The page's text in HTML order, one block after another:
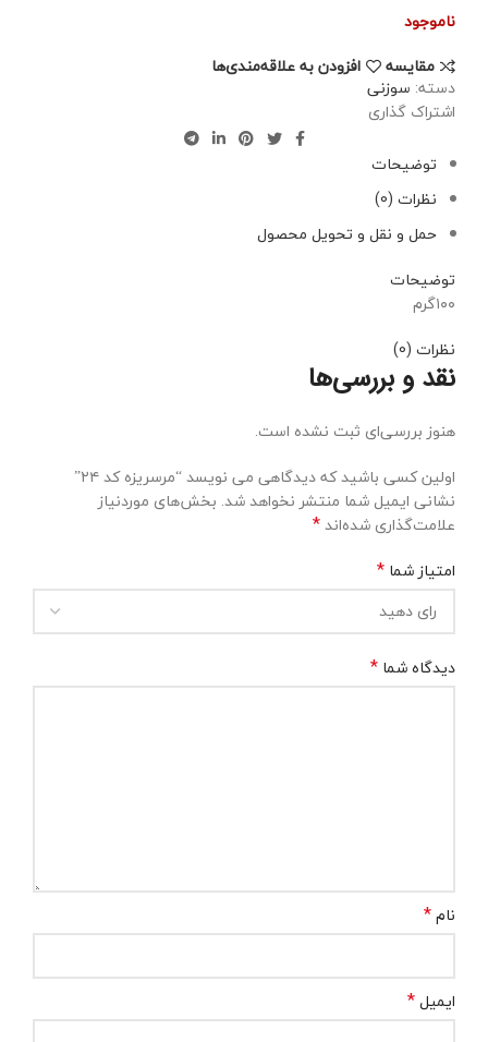
ناموجود
مقایسه
افزودن به علاقه‌مندی‌ها
دسته: سوزنی
اشتراک گذاری
توضیحات
نظرات (0)
حمل و نقل و تحویل محصول
توضیحات
۱۰۰گرم
نظرات (0)
نقد و بررسی‌ها
هنوز بررسی‌ای ثبت نشده است.
اولین کسی باشید که دیدگاهی می نویسد “مرسریزه کد ۲۴”
نشانی ایمیل شما منتشر نخواهد شد. بخش‌های موردنیاز
علامت‌گذاری شده‌اند*
امتیاز شما *
دیدگاه شما *
نام*
ایمیل*